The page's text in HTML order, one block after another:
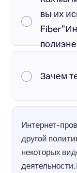
вы их
Зачем
Интернет-
другой
некоторых